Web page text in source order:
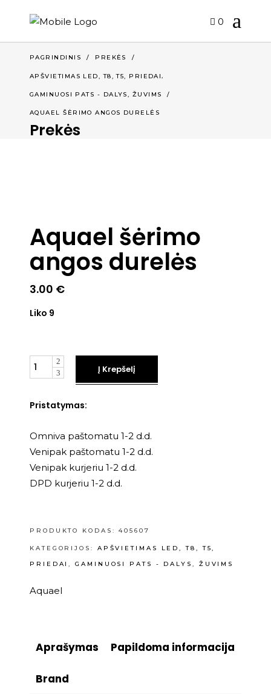
0
PAGRINDINIS / PREKĖS /
APŠVIETIMAS LED, T8, T5, PRIEDAI,
GAMINUOSI PATS - DALYS, ŽUVIMS /
AQUAEL ŠĖRIMO ANGOS DURELĖS
Prekės
Aquael šėrimo
angos durelės
3.00 €
Liko 9
Kiekis
Į Krepšelį
Pristatymas:
Omniva paštomatu 1-2 d.d.
Venipak paštomatu 1-2 d.d.
Venipak kurjeriu 1-2 d.d.
DPD kurjeriu 1-2 d.d.
PRODUKTO KODAS:405607
KATEGORIJOS: APŠVIETIMAS LED, T8, T5,
PRIEDAI,GAMINUOSI PATS - DALYS , ŽUVIMS
Aquael
Aprašymas Papildoma informacija
Brand